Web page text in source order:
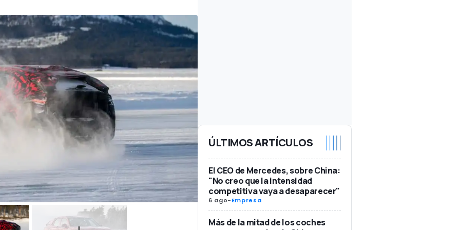
ÚLTIMOS ARTÍCULOS
El CEO de Mercedes, sobre China:
"No creo que la intensidad
competitiva vaya a desaparecer"
6 ago-Empresa
Más de la mitad de los coches